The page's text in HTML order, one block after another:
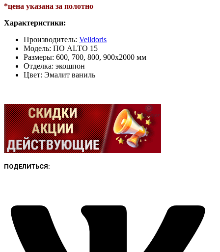
*цена указана за полотно
Характеристики:
Производитель: Velldoris
Модель: ПО ALTO 15
Размеры: 600, 700, 800, 900х2000 мм
Отделка: экошпон
Цвет: Эмалит ваниль
ПОДЕЛИТЬСЯ: